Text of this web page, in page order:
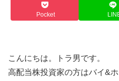
Pocket
こんにちは。トラ男です。
高配当株投資家の方はバイ&